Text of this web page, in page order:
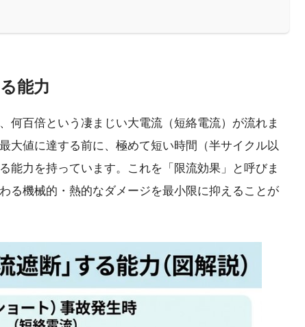
能力
何百倍という凄まじい大電流（短絡電流）が流れま
大値に達する前に、極めて短い時間（半サイクル以
能力を持っています。これを「限流効果」と呼びま
る機械的・熱的なダメージを最小限に抑えることが